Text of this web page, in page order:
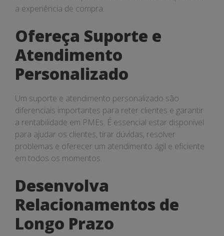
a experiência de compra.
Ofereça Suporte e
Atendimento
Personalizado
Um suporte e atendimento personalizado são
diferenciais importantes para reter clientes e garantir
a rentabilidade em PMEs. É essencial estar disponível
para ajudar os clientes, tirar dúvidas, resolver
problemas e oferecer um atendimento ágil e eficiente
em todos os momentos.
Desenvolva
Relacionamentos de
Longo Prazo